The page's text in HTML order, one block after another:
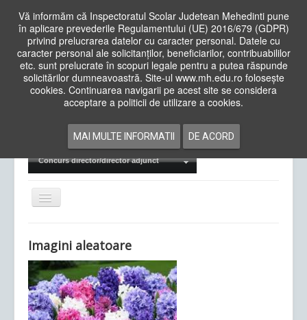
Vă informăm că Inspectoratul Scolar Judetean Mehedinti pune
în aplicare prevederile Regulamentului (UE) 2016/679 (GDPR)
privind prelucrarea datelor cu caracter personal. Datele cu
caracter personal ale solicitanților, beneficiarilor, contribuabililor
etc. sunt prelucrate în scopuri legale pentru a putea răspunde
solicitărilor dumneavoastră. Site-ul www.mh.edu.ro folosește
cookies. Continuarea navigarii pe acest site se considera
acceptare a politicii de utilizare a cookies.
MAI MULTE INFORMATII DE ACORD
Cauta
in
siteAcasa Cadre Didactice
Examene Naționale
Concurs director/director adjunct
Comută
navigarea
Ultimele articole: Vi, 04.11.2022 -
Imagini aleatoare